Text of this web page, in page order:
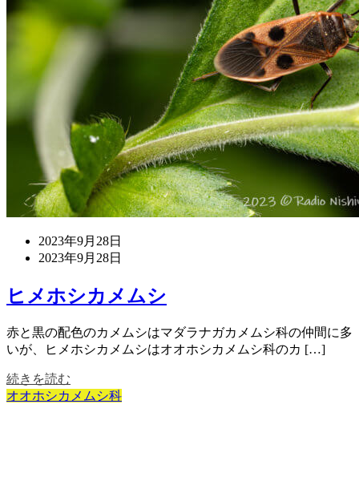
2023年9月28日
2023年9月28日
ヒメホシカメムシ
赤と黒の配色のカメムシはマダラナガカメムシ科の仲間に多
いが、ヒメホシカメムシはオオホシカメムシ科のカ […]
続きを読む
オオホシカメムシ科